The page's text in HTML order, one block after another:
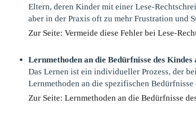
Eltern, deren Kinder mit einer Lese-
aber in der Praxis oft zu mehr Frustration und
Zur Seite: Vermeide diese Fehler bei Lese-
Lernmethoden an die Bedürfnisse des Kindes
Das Lernen ist ein individueller Prozess, der
Lernmethoden an die spezifischen Bedürfnisse
Zur Seite: Lernmethoden an die Bedürfnisse